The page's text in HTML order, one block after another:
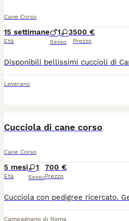
Cane Corso
15 settimane
Età
1 3
Sesso
500 €
Prezzo
Leverano
Cucciola di cane corso
Cane Corso
5 mesi
Età
1
Sesso
700 €
Prezzo
Campagnano di Roma